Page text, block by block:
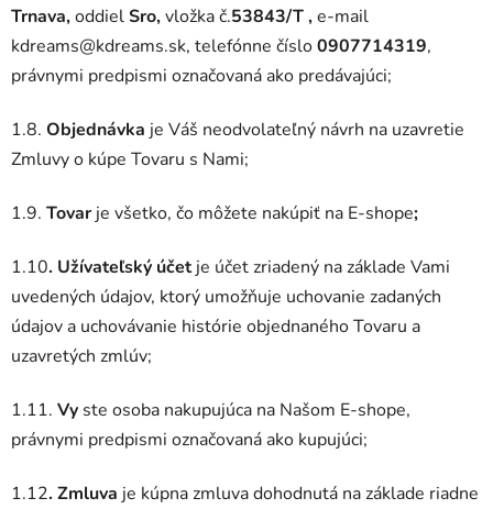
Trnava,oddielSro,vložka č.53843/T,e-mail
kdreams@kdreams.sk, telefónne číslo0907714319,
právnymi predpismi označovaná ako predávajúci;
1.8. Objednávka je Váš neodvolateľný návrh na uzavretie
Zmluvy o kúpe Tovaru s Nami;
1.9. Tovar je všetko, čo môžete nakúpiť na E-shope;
1.10. Užívateľský účetje účet zriadený na základe Vami
uvedených údajov, ktorý umožňuje uchovanie zadaných
údajov a uchovávanie histórie objednaného Tovaru a
uzavretých zmlúv;
1.11. Vy ste osoba nakupujúca na Našom E-shope,
právnymi predpismi označovaná ako kupujúci;
1.12. Zmluva je kúpna zmluva dohodnutá na základe riadne